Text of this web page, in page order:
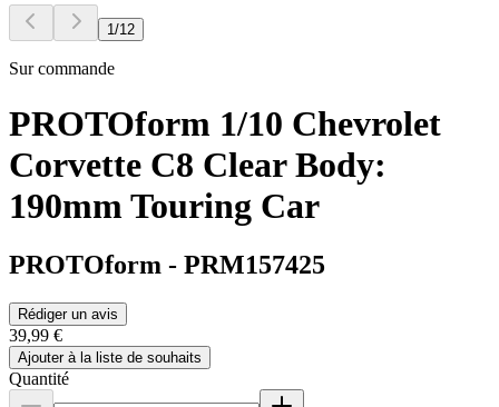
1/12
Sur commande
PROTOform 1/10 Chevrolet
Corvette C8 Clear Body:
190mm Touring Car
PROTOform - PRM157425
Rédiger un avis
39,99 €
Ajouter à la liste de souhaits
Quantité